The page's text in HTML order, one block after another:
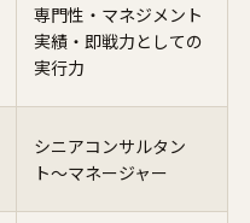
専門性・マネジメント
実績・即戦力としての
実行力
シニアコンサルタン
ト〜マネージャー